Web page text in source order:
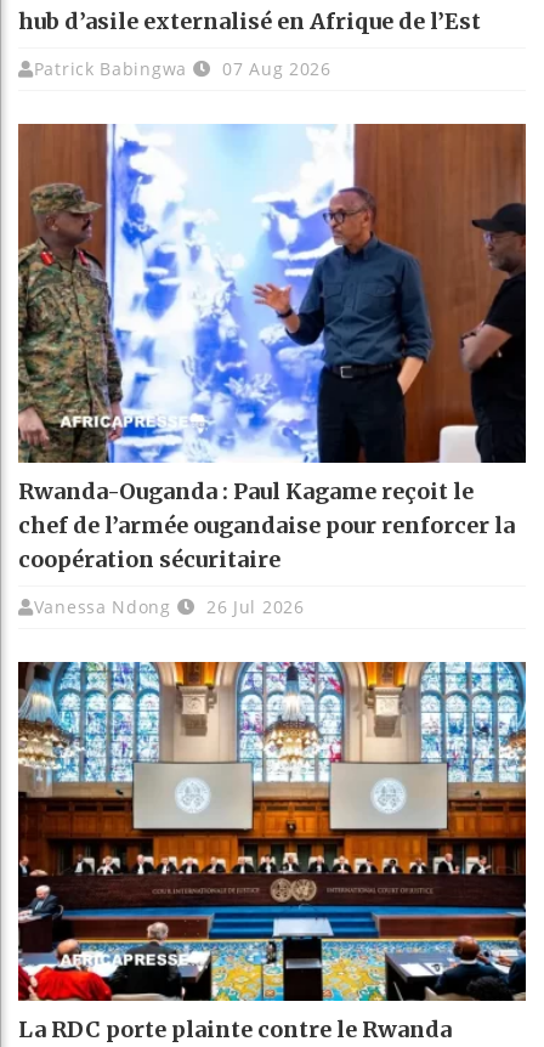
hub d’asile externalisé en Afrique de l’Est
Patrick Babingwa 07 Aug 2026
Rwanda-Ouganda : Paul Kagame reçoit le
chef de l’armée ougandaise pour renforcer la
coopération sécuritaire
Vanessa Ndong 26 Jul 2026
La RDC porte plainte contre le Rwanda